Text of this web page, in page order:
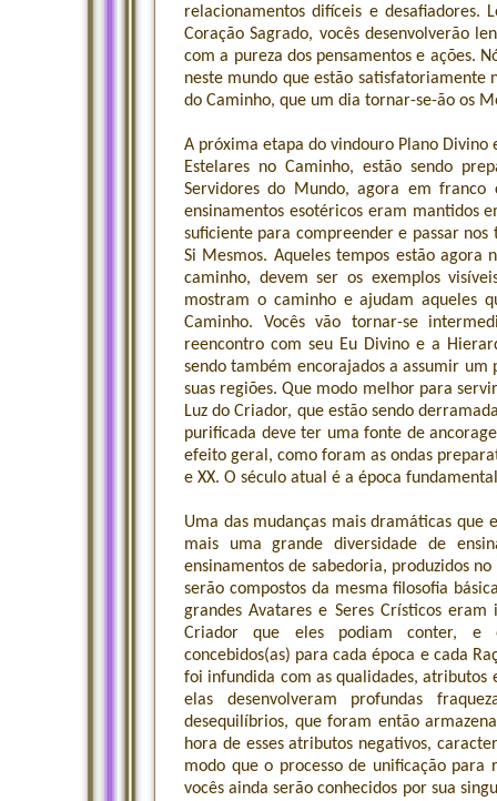
relacionamentos difíceis e desafiadores.
Coração Sagrado, vocês desenvolverão
com a pureza dos pensamentos e ações.
neste mundo que estão satisfatoriamente
do Caminho, que um dia tornar-se-ão os
A próxima etapa do vindouro Plano Divino
Estelares no Caminho, estão sendo
Servidores do Mundo, agora em franco
ensinamentos esotéricos eram mantidos
suficiente para compreender e passar
Si Mesmos. Aqueles tempos estão agora
caminho, devem ser os exemplos
mostram o caminho e ajudam aqueles
Caminho. Vocês vão tornar-se
reencontro com seu Eu Divino e a
sendo também encorajados a assumir um
suas regiões. Que modo melhor para
Luz do Criador, que estão sendo
purificada deve ter uma fonte de
efeito geral, como foram as ondas
e XX. O século atual é a época
Uma das mudanças mais dramáticas que
mais uma grande diversidade de
ensinamentos de sabedoria, produzidos
serão compostos da mesma filosofia
grandes Avatares e Seres Crísticos
Criador que eles podiam conter, e
concebidos(as) para cada época e cada
foi infundida com as qualidades, atributos
elas desenvolveram profundas
desequilíbrios, que foram então
hora de esses atributos negativos,
modo que o processo de unificação para
vocês ainda serão conhecidos por sua